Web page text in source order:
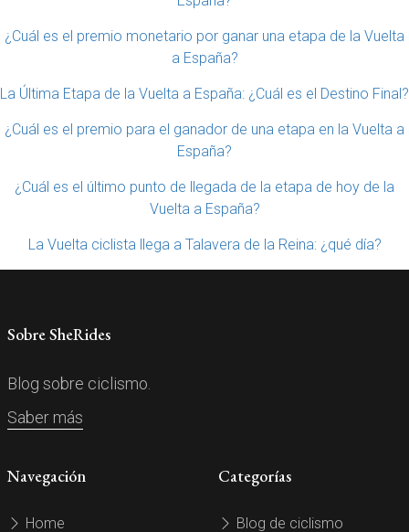
¿Cuál es el premio monetario por ganar una etapa de la Vuelta
a España?
La Última Etapa de la Vuelta a España: ¿Cuál es el Destino Final?
¿Cuál es el premio para el ganador de una etapa en la Vuelta a
España?
¿Cuál es el último punto de llegada de la etapa de hoy de la
Vuelta a España?
La Vuelta ciclista llega a Talavera de la Reina: ¿qué día?
Sobre SheRides
Blog sobre ciclismo.
Saber más
Navegación
Home
Categorías
Blog de ciclismo